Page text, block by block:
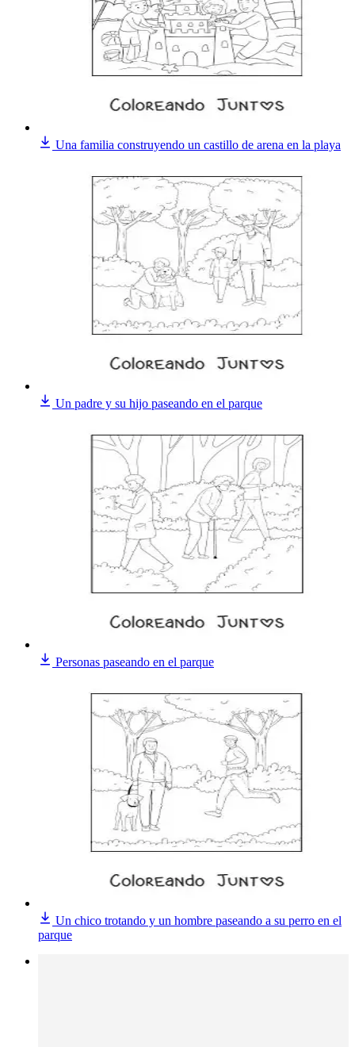
Una familia construyendo un castillo de arena en la playa
Un padre y su hijo paseando en el parque
Personas paseando en el parque
Un chico trotando y un hombre paseando a su perro en el
parque